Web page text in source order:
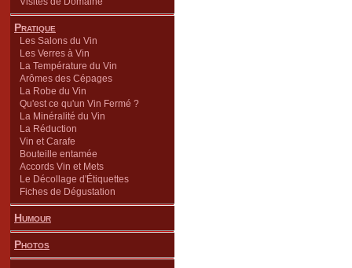
Pratique
Les Salons du Vin
Les Verres à Vin
La Température du Vin
Arômes des Cépages
La Robe du Vin
Qu'est ce qu'un Vin Fermé ?
La Minéralité du Vin
La Réduction
Vin et Carafe
Bouteille entamée
Accords Vin et Mets
Le Décollage d'Étiquettes
Fiches de Dégustation
Humour
Photos